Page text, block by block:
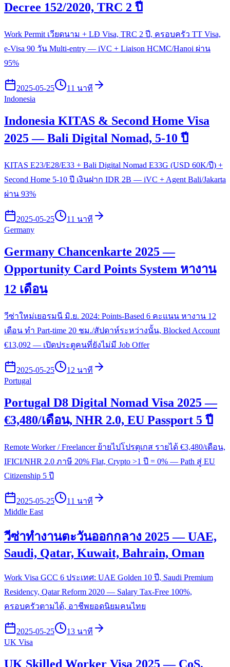
Decree 152/2020, TRC 2 ปี
Work Permit เวียดนาม + LĐ Visa, TRC 2 ปี, ครอบครัว TT Visa,
e-Visa 90 วัน Multi-entry — iVC + Liaison HCMC/Hanoi ผ่าน
95%
2025-05-25
11 นาที
Indonesia
Indonesia KITAS & Second Home Visa
2025 — Bali Digital Nomad, 5-10 ปี
KITAS E23/E28/E33 + Bali Digital Nomad E33G (USD 60K/ปี) +
Second Home 5-10 ปี เงินฝาก IDR 2B — iVC + Agent Bali/Jakarta
ผ่าน 93%
2025-05-25
11 นาที
Germany
Germany Chancenkarte 2025 —
Opportunity Card Points System หางาน
12 เดือน
วีซ่าใหม่เยอรมนี มิ.ย. 2024: Points-Based 6 คะแนน หางาน 12
เดือน ทำ Part-time 20 ชม./สัปดาห์ระหว่างนั้น, Blocked Account
€13,092 — เปิดประตูคนที่ยังไม่มี Job Offer
2025-05-25
12 นาที
Portugal
Portugal D8 Digital Nomad Visa 2025 —
€3,480/เดือน, NHR 2.0, EU Passport 5 ปี
Remote Worker / Freelancer ย้ายไปโปรตุเกส รายได้ €3,480/เดือน,
IFICI/NHR 2.0 ภาษี 20% Flat, Crypto >1 ปี = 0% — Path สู่ EU
Citizenship 5 ปี
2025-05-25
11 นาที
Middle East
วีซ่าทำงานตะวันออกกลาง 2025 — UAE,
Saudi, Qatar, Kuwait, Bahrain, Oman
Work Visa GCC 6 ประเทศ: UAE Golden 10 ปี, Saudi Premium
Residency, Qatar Reform 2020 — Salary Tax-Free 100%,
ครอบครัวตามได้, อาชีพยอดนิยมคนไทย
2025-05-25
13 นาที
UK Visa
UK Skilled Worker Visa 2025 — CoS,